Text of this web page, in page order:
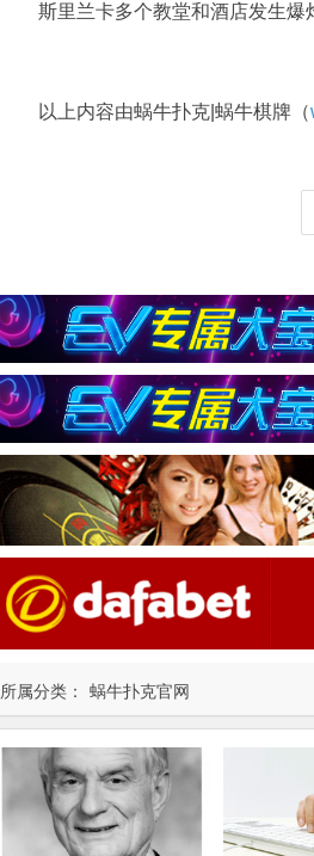
所属分类： 蜗牛扑克官网
斯里兰卡多个教堂和酒店发生爆
以上内容由蜗牛扑克|蜗牛棋牌（